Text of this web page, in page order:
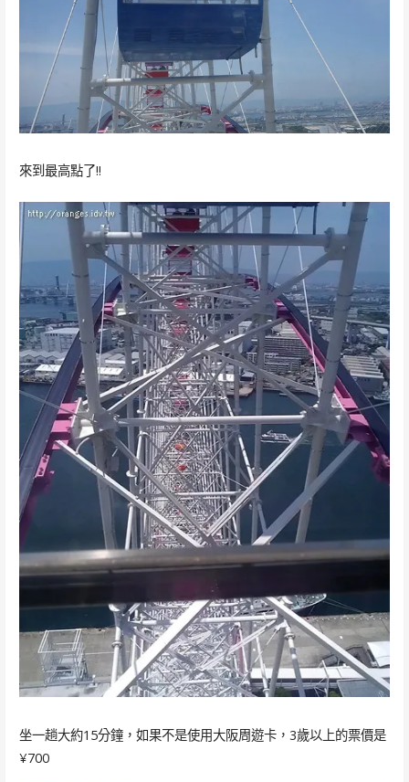
來到最高點了!!
坐一趟大約15分鐘，如果不是使用大阪周遊卡，3歲以上的票價是
¥700